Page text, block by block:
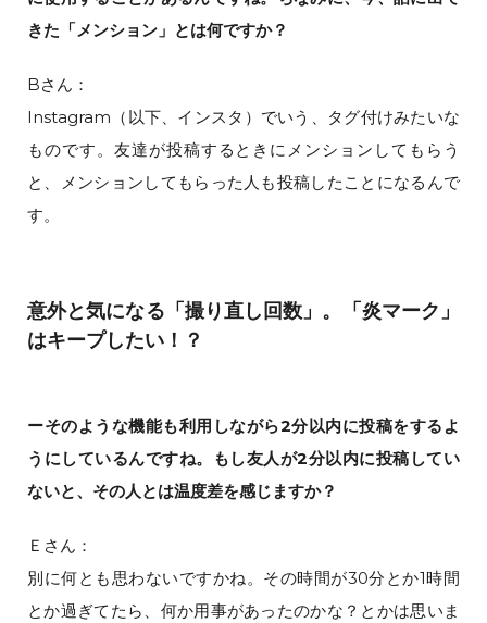
きた「メンション」とは何ですか？
Bさん：
Instagram（以下、インスタ）でいう、タグ付けみたいな
ものです。友達が投稿するときにメンションしてもらう
と、メンションしてもらった人も投稿したことになるんで
す。
意外と気になる「撮り直し回数」。「炎マーク」
はキープしたい！？
ーそのような機能も利用しながら2分以内に投稿をするよ
うにしているんですね。もし友人が2分以内に投稿してい
ないと、その人とは温度差を感じますか？
Ｅさん：
別に何とも思わないですかね。その時間が30分とか1時間
とか過ぎてたら、何か用事があったのかな？とかは思いま